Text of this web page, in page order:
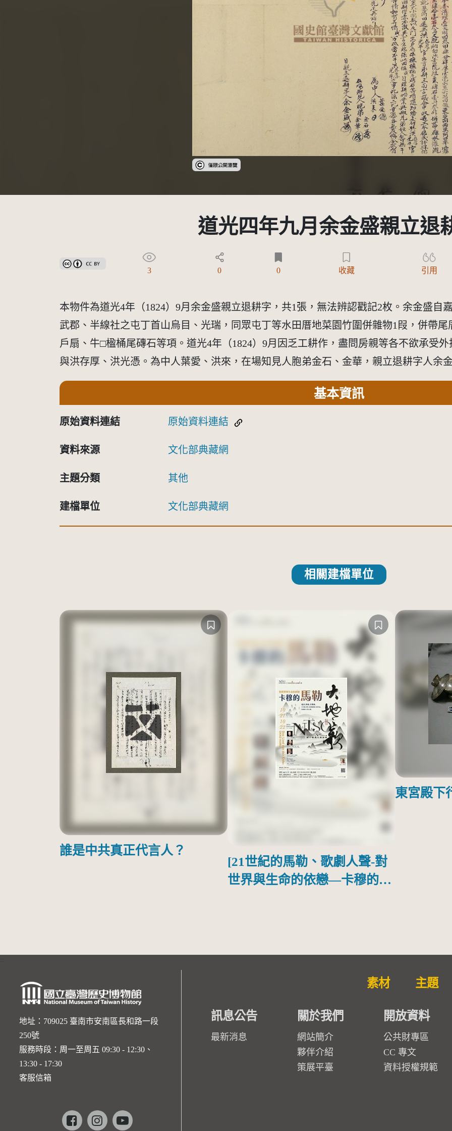
受著作權法保護-僅限於本平台有限度公開瀏覽
道光四年九月余金盛親立退
創用CC姓名標示 3.0 台灣及其後版本(CC BY 3.0 TW +)
3 0 0 收藏 引用
本物件為道光4年（1824）9月余金盛親立退耕字，共1張，無法辨認戳記2枚。余金盛自
武郡、半線社之屯丁首山烏目、光瑞，同眾屯丁等水田厝地菜園竹圍併雜物1叚，併帶
戶扇、牛□楹桶尾磚石等項。道光4年（1824）9月因乏工耕作，盡問房親等各不欲承受
與洪存厚、洪光憑。為中人葉愛、洪來，在場知見人胞弟金石、金華，親立退耕字人余
基本資訊
原始資料連結 原始資料連結
資料來源 文化部典藏網
主題分類 其他
建檔單位 文化部典藏網
相關建檔單位
誰是中共真正代言人？
[21世紀的馬勒、歌劇人聲-對
世界與生命的依戀—卡穆的馬
東宮殿下
地址：709025 臺南市安南區長和路一段
250號
服務時段：周一至周五 09:30 - 12:30、
13:30 - 17:30
客服信箱
Facebookinstagramyoutube
素材 主題
訊息公告
最新消息
關於我們
網站簡介
夥伴介紹
策展平臺
開放資料
公共財專區
CC 專文
資料授權規範